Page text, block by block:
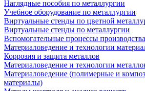
Наглядные пособия по металлургии
Учебное оборудование по металлургии
Виртуальные стенды по цветной
Виртуальные стенды по металлургии
Вспомогательные процессы производства
Материаловедение и технологии
Коррозия и защита металлов
Материаловедение и технологии
Материаловедение (полимерные и
материалы)